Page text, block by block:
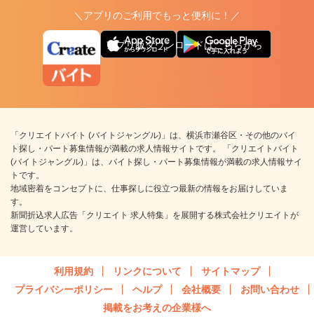
＼アプリのご利用でもっと便利に！／
アプリ版ダウンロードはこちらから
「クリエイトバイト (バイトジャングル)」は、横浜市瀬谷区・その他のバイ
ト探し・パート募集情報が満載の求人情報サイトです。 「クリエイトバイト
(バイトジャングル)」は、バイト探し・パート募集情報が満載の求人情報サイ
トです。
地域密着をコンセプトに、仕事探しに役立つ最新の情報をお届けしていま
す。
新聞折込求人広告「クリエイト 求人特集」を展開する株式会社クリエイトが
運営しています。
利用規約 リンクについて
サイトマップ
プライバシーポリシー
ヘルプ 会社概要
お問い合わせ
掲載をお考えの企業様へ